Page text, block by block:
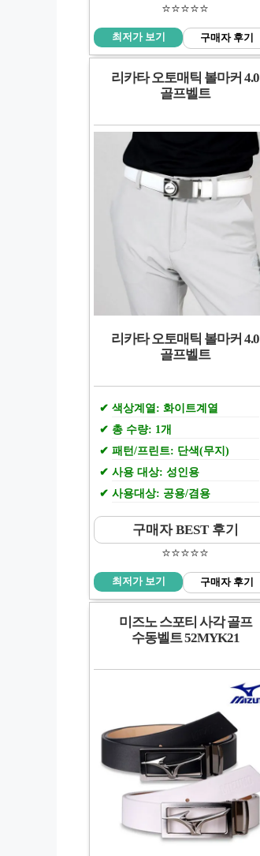
⭐️⭐️⭐️⭐️⭐️
최저가 보기 구매자 후기
리카타 오토매틱 볼마커 4.0
골프벨트
리카타 오토매틱 볼마커 4.0
골프벨트
색상계열: 화이트계열
총 수량: 1개
패턴/프린트: 단색(무지)
사용 대상: 성인용
사용대상: 공용/겸용
구매자 BEST 후기
⭐️⭐️⭐️⭐️⭐️
최저가 보기 구매자 후기
미즈노 스포티 사각 골프
수동벨트 52MYK21